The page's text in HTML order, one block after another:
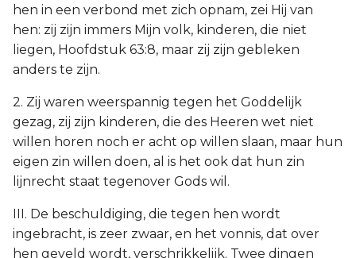
hen in een verbond met zich opnam, zei Hij van
hen: zij zijn immers Mijn volk, kinderen, die niet
liegen, Hoofdstuk 63:8, maar zij zijn gebleken
anders te zijn.
2. Zij waren weerspannig tegen het Goddelijk
gezag, zij zijn kinderen, die des Heeren wet niet
willen horen noch er acht op willen slaan, maar hun
eigen zin willen doen, al is het ook dat hun zin
lijnrecht staat tegenover Gods wil.
III. De beschuldiging, die tegen hen wordt
ingebracht, is zeer zwaar, en het vonnis, dat over
hen geveld wordt, verschrikkelijk. Twee dingen